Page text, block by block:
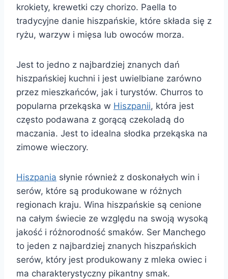
krokiety, krewetki czy chorizo. Paella to
tradycyjne danie hiszpańskie, które składa się z
ryżu, warzyw i mięsa lub owoców morza.
Jest to jedno z najbardziej znanych dań
hiszpańskiej kuchni i jest uwielbiane zarówno
przez mieszkańców, jak i turystów. Churros to
popularna przekąska w Hiszpanii, która jest
często podawana z gorącą czekoladą do
maczania. Jest to idealna słodka przekąska na
zimowe wieczory.
Hiszpania słynie również z doskonałych win i
serów, które są produkowane w różnych
regionach kraju. Wina hiszpańskie są cenione
na całym świecie ze względu na swoją wysoką
jakość i różnorodność smaków. Ser Manchego
to jeden z najbardziej znanych hiszpańskich
serów, który jest produkowany z mleka owiec i
ma charakterystyczny pikantny smak.